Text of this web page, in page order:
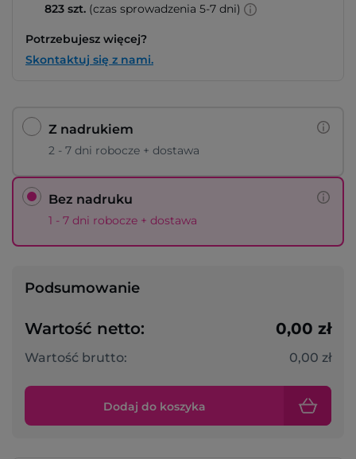
823 szt. (czas sprowadzenia 5-7 dni)
Potrzebujesz więcej?
Skontaktuj się z nami.
Z nadrukiem
2 - 7 dni robocze + dostawa
Bez nadruku
1 - 7 dni robocze + dostawa
Podsumowanie
Wartość netto: 0,00 zł
Wartość brutto: 0,00 zł
Dodaj do koszyka